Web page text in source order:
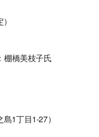
橋美枝子氏
1丁目1-27）